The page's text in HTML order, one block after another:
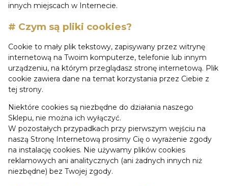
innych miejscach w Internecie.
# Czym są pliki cookies?
Cookie to mały plik tekstowy, zapisywany przez witrynę
internetową na Twoim komputerze, telefonie lub innym
urządzeniu, na którym przeglądasz stronę internetową. Plik
cookie zawiera dane na temat korzystania przez Ciebie z
tej strony.
Niektóre cookies są niezbędne do działania naszego
Sklepu, nie można ich wyłączyć.
W pozostałych przypadkach przy pierwszym wejściu na
naszą Stronę Internetową prosimy Cię o wyrażenie zgody
na instalację cookies. Nie używamy plików cookies
reklamowych ani analitycznych (ani żadnych innych niż
niezbędne) bez Twojej zgody.